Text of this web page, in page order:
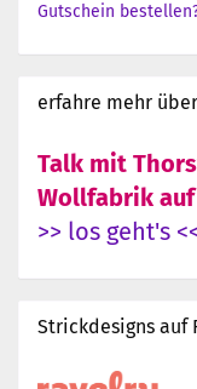
Gutschein bestellen?
erfahre mehr
Talk mit
Wollfabrik
>> los geht's
Strickdesigns auf